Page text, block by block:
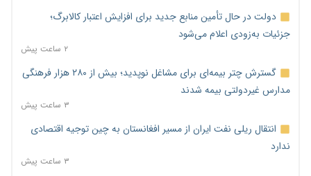
دولت در حال تأمین منابع جدید برای افزایش اعتبار کالابرگ؛
جزئیات به‌زودی اعلام می‌شود
۲ ساعت پیش
گسترش چتر بیمه‌ای برای مشاغل نوپدید؛ بیش از ۲۸۰ هزار فرهنگی
مدارس غیردولتی بیمه شدند
۳ ساعت پیش
انتقال ریلی نفت ایران از مسیر افغانستان به چین توجیه اقتصادی
ندارد
۳ ساعت پیش